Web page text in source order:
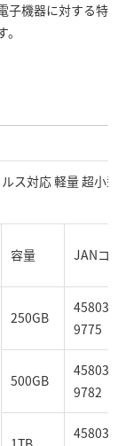
子機器に対する特
ス対応 軽量 超小型
容量 JANコー
250GB
9775
500GB
9782